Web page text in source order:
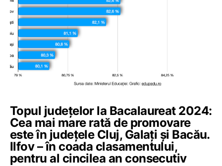
Topul județelor la Bacalaureat 2024:
Cea mai mare rată de promovare
este în județele Cluj, Galați și Bacău.
Ilfov – în coada clasamentului,
pentru al cincilea an consecutiv